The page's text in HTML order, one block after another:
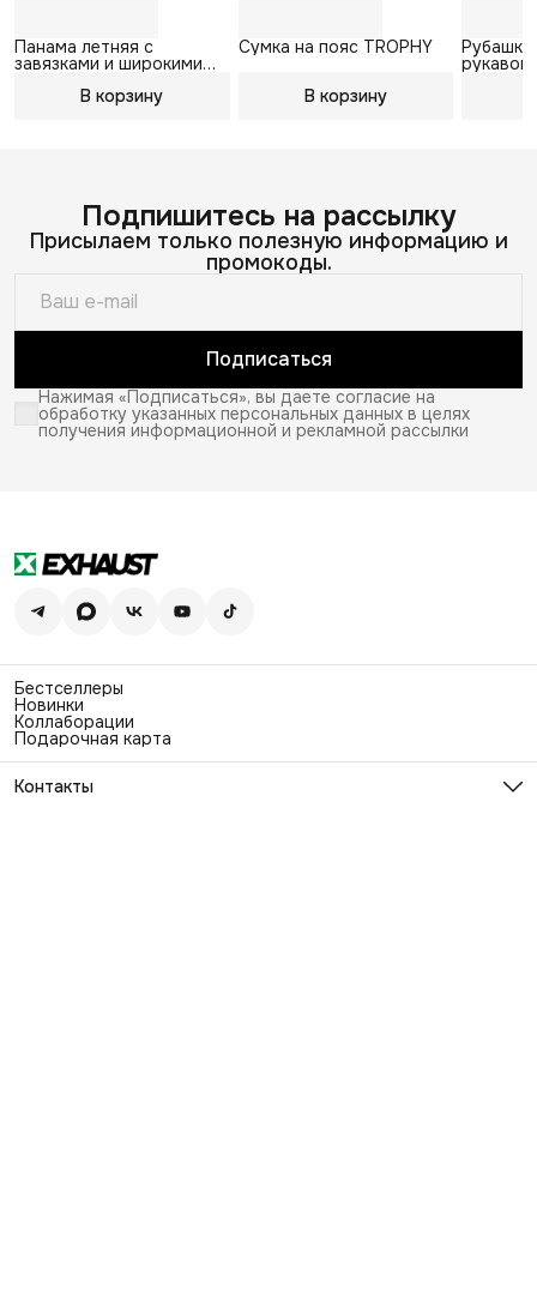
Панама летняя с
завязками и широкими
В корзину
Сумка на пояс TROPHY
В корзину
рукавом
Подпишитесь на рассылку
Присылаем только полезную информацию и
промокоды.
Подписаться
Нажимая «Подписаться», вы даете согласие на
обработку указанных персональных данных в целях
получения информационной и рекламной рассылки
Бестселлеры
Новинки
Коллаборации
Подарочная карта
Контакты